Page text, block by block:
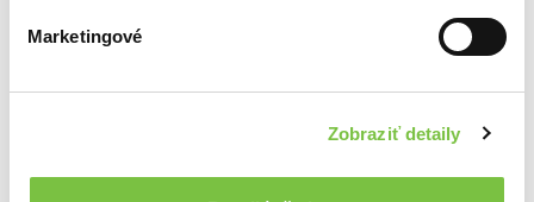
Marketingové
Zobraziť detaily
Drevené puzzle – Líška veľkosť S